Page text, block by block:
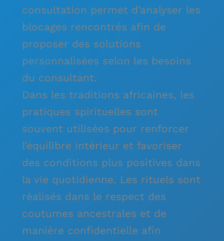
consultation permet d’analyser les
blocages rencontrés afin de
proposer des solutions
personnalisées selon les besoins
du consultant.
Dans les traditions africaines, les
pratiques spirituelles sont
souvent utilisées pour renforcer
l’équilibre intérieur et favoriser
des conditions plus positives dans
la vie quotidienne. Les rituels sont
réalisés dans le respect des
coutumes ancestrales et de
manière confidentielle afin